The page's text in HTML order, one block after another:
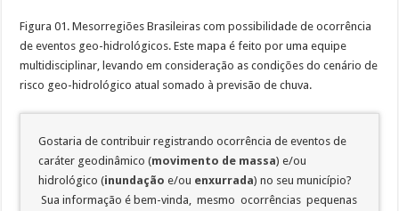
Figura 01. Mesorregiões Brasileiras com possibilidade de ocorrência
de eventos geo-hidrológicos. Este mapa é feito por uma equipe
multidisciplinar, levando em consideração as condições do cenário de
risco geo-hidrológico atual somado à previsão de chuva.
Gostaria de contribuir registrando ocorrência de eventos de
caráter geodinâmico (movimento de massa) e/ou
hidrológico (inundaçãoe/ou enxurrada) no seu município?
Sua informação é bem-vinda, mesmo ocorrências pequenas